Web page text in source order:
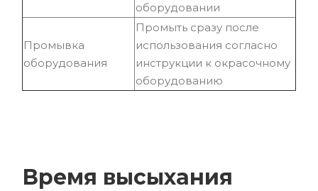
оборудовании
Промывка
оборудования
Промыть сразу после
использования согласно
инструкции к окрасочному
оборудованию
Время высыхания